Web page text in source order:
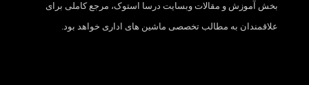
بخش آموزش و مقالات وبسایت درسا استوک، مرجع کاملی برای
علاقمندان به مطالب تخصصی ماشین های اداری خواهد بود.